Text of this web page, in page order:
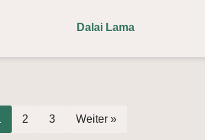
Dalai Lama
2 3 Weiter »